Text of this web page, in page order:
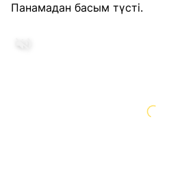
Панамадан басым түсті.